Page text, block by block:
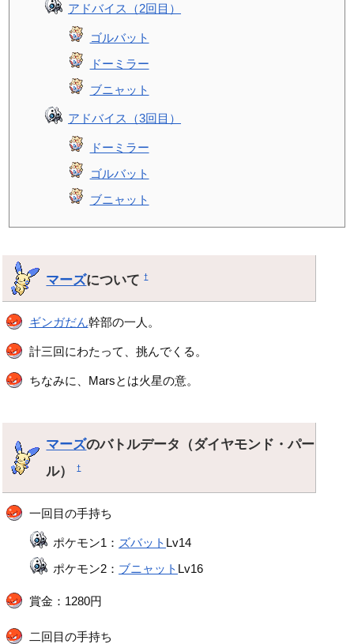
アドバイス（2回目）
ゴルバット
ドーミラー
ブニャット
アドバイス（3回目）
ドーミラー
ゴルバット
ブニャット
マーズについて†
ギンガだん幹部の一人。
計三回にわたって、挑んでくる。
ちなみに、Marsとは火星の意。
マーズのバトルデータ（ダイヤモンド・パー
ル）†
一回目の手持ち
ポケモン1： ズバット Lv14
ポケモン2： ブニャット Lv16
賞金：1280円
二回目の手持ち